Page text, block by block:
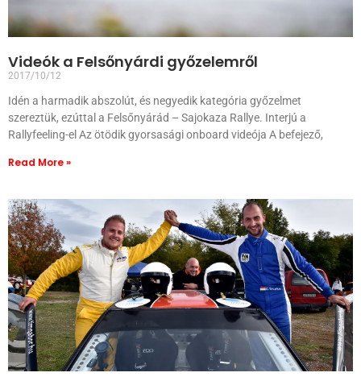
Videók a Felsőnyárdi győzelemről
2017/10/12
Idén a harmadik abszolút, és negyedik kategória győzelmet
szereztük, ezúttal a Felsőnyárád – Sajokaza Rallye. Interjú a
Rallyfeeling-el Az ötödik gyorsasági onboard videója A befejező,
Read More »